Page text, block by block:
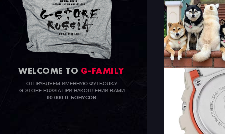
WELCOME TO G-FAMILY
ОТПРАВЛЯЕМ ИМЕННУЮ ФУТБОЛКУ
G-STORE RUSSIA ПРИ НАКОПЛЕНИИ ВАМИ
90 000 G-БОНУСОВ